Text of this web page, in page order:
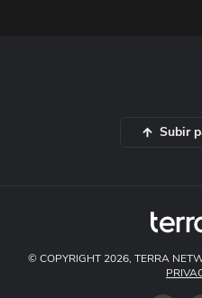
Subir
© COPYRIGHT 2026, TERRA